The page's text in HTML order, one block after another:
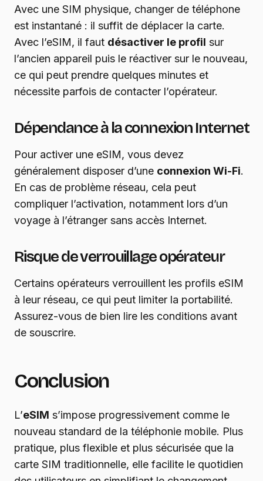
Avec une SIM physique, changer de téléphone
est instantané : il suffit de déplacer la carte.
Avec l’eSIM, il faut désactiver le profil sur
l’ancien appareil puis le réactiver sur le nouveau,
ce qui peut prendre quelques minutes et
nécessite parfois de contacter l’opérateur.
Dépendance à la connexion Internet
Pour activer une eSIM, vous devez
généralement disposer d’une connexion Wi-Fi.
En cas de problème réseau, cela peut
compliquer l’activation, notamment lors d’un
voyage à l’étranger sans accès Internet.
Risque de verrouillage opérateur
Certains opérateurs verrouillent les profils eSIM
à leur réseau, ce qui peut limiter la portabilité.
Assurez-vous de bien lire les conditions avant
de souscrire.
Conclusion
L’eSIM s’impose progressivement comme le
nouveau standard de la téléphonie mobile. Plus
pratique, plus flexible et plus sécurisée que la
carte SIM traditionnelle, elle facilite le quotidien